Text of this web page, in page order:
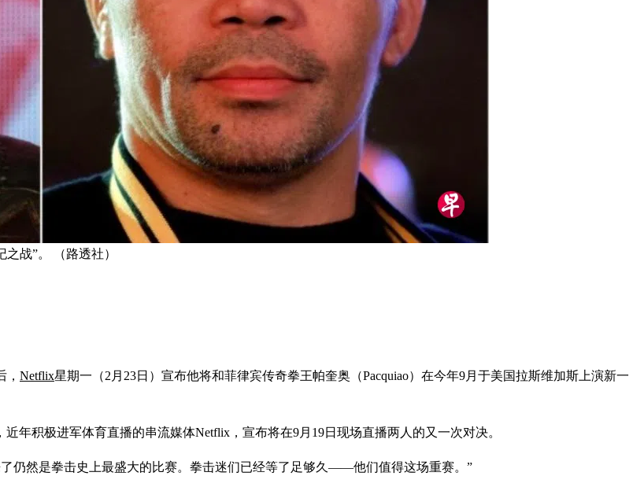
战”。 （路透社）
Netflix星期一（2月23日）宣布他将和菲律宾传奇拳王帕奎奥（Pacquiao）在今年9月于美国拉斯维加斯上演新一
年积极进军体育直播的串流媒体Netflix，宣布将在9月19日现场直播两人的又一次对决。
仍然是拳击史上最盛大的比赛。拳击迷们已经等了足够久——他们值得这场重赛。”